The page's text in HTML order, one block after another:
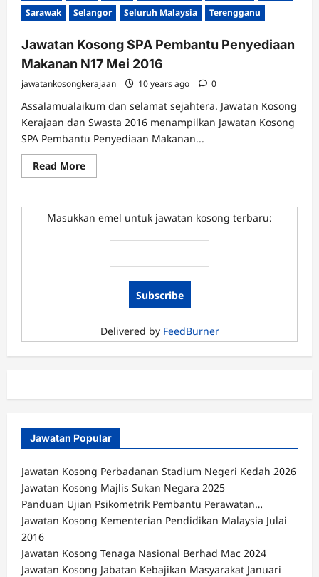
Sarawak
Selangor Seluruh Malaysia Terengganu
Jawatan Kosong SPA Pembantu Penyediaan
Makanan N17 Mei 2016
jawatankosongkerajaan 10 years ago 0
Assalamualaikum dan selamat sejahtera. Jawatan Kosong
Kerajaan dan Swasta 2016 menampilkan Jawatan Kosong
SPA Pembantu Penyediaan Makanan...
Read MoreRead
more
Kosong
SPA
Pembantu
Makanan
Masukkan emel untuk jawatan kosong terbaru:
Delivered by FeedBurner
Jawatan Popular
Jawatan Kosong Perbadanan Stadium Negeri Kedah 2026
Jawatan Kosong Majlis Sukan Negara 2025
Panduan Ujian Psikometrik Pembantu Perawatan…
Jawatan Kosong Kementerian Pendidikan Malaysia Julai
2016
Jawatan Kosong Tenaga Nasional Berhad Mac 2024
Jawatan Kosong Jabatan Kebajikan Masyarakat Januari